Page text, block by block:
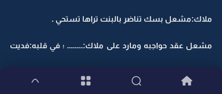
ملاك:مشعل بسك تناضر بالبنت تراها تستحي .
مشعل عقد حواجبه ومارد على ملاك:........ ؛ في قلبه:فديت